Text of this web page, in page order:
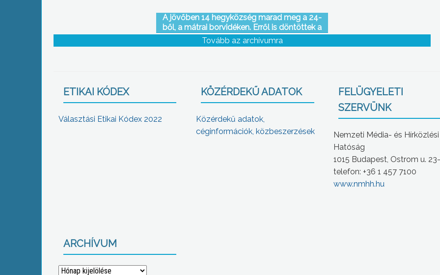
A jövőben 14 hegyközség marad meg a 24-
ből, a mátrai borvidéken. Erről is döntöttek a
Mátrai Hegyközségi Tanács Közgyűlésén
Tovább az archívumra
ETIKAI KÓDEX
Választási Etikai Kódex 2022
KÖZÉRDEKŰ ADATOK
Közérdekű adatok,
céginformációk, közbeszerzések
FELÜGYELETI
SZERVÜNK
Nemzeti Média- és Hírközlési
Hatóság
1015 Budapest, Ostrom u.
telefon: +36 1 457 7100
www.nmhh.hu
ARCHÍVUM
Archívum